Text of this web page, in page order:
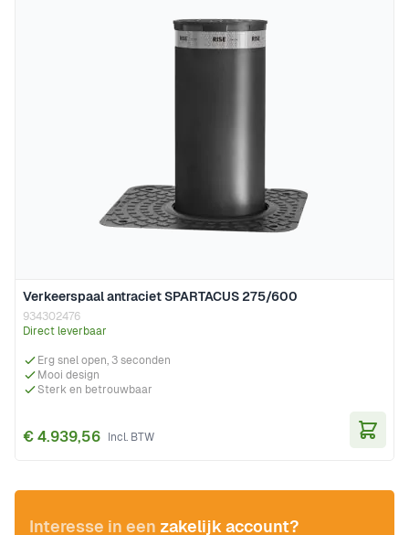
Verkeerspaal antraciet SPARTACUS 275/600
934302476
Direct leverbaar
Erg snel open, 3 seconden
Mooi design
Sterk en betrouwbaar
€ 4.939,56
Interesse in een zakelijk account?